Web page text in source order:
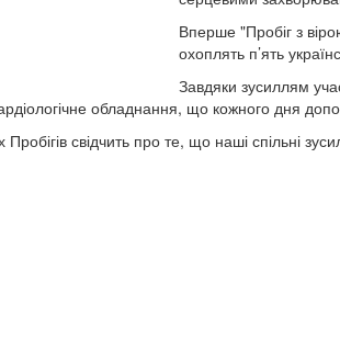
Вперше "Пробіг з
охоплять п’ять
Завдяки зусиллям
обладнання, що кожного дня
Пробігів свідчить про те, що наші спільні